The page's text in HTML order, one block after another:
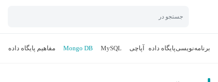
جستجو در
برنامه‌نویسیپایگاه داده آپاچی MySQL
Mongo DB مفاهیم پایگاه داده